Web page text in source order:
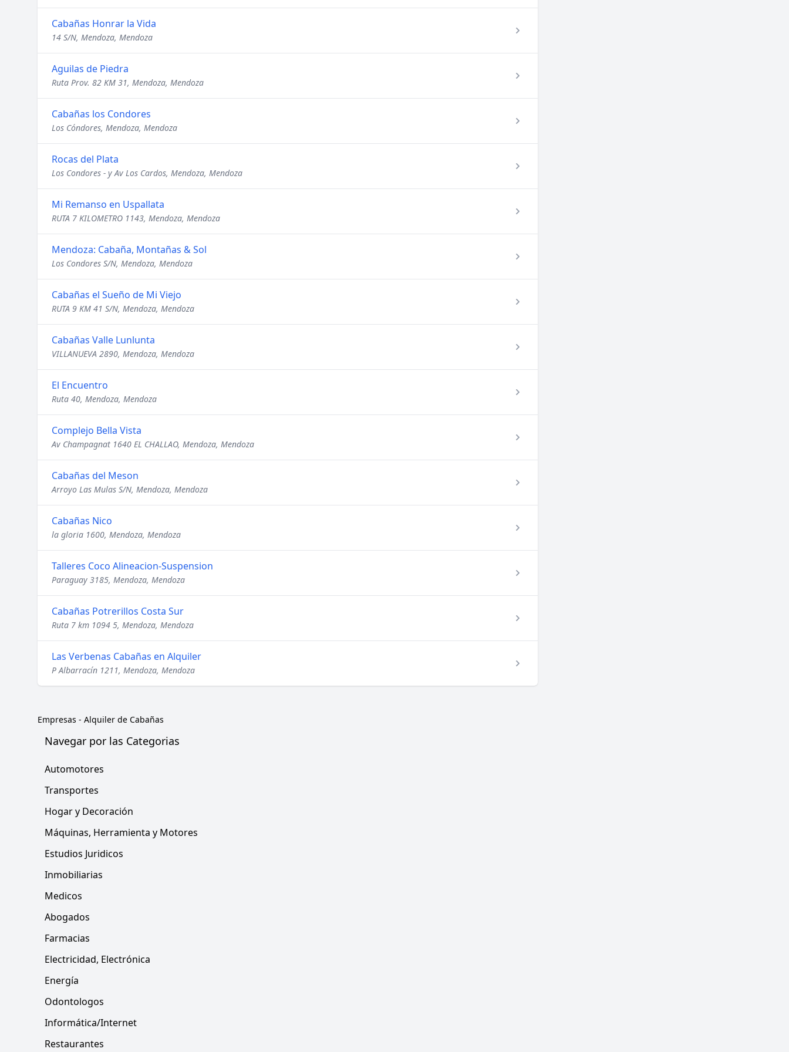
Cabañas Honrar la Vida
14 S/N, Mendoza, Mendoza
Aguilas de Piedra
Ruta Prov. 82 KM 31, Mendoza, Mendoza
Cabañas los Condores
Los Cóndores, Mendoza, Mendoza
Rocas del Plata
Los Condores - y Av Los Cardos, Mendoza, Mendoza
Mi Remanso en Uspallata
RUTA 7 KILOMETRO 1143, Mendoza, Mendoza
Mendoza: Cabaña, Montañas & Sol
Los Condores S/N, Mendoza, Mendoza
Cabañas el Sueño de Mi Viejo
RUTA 9 KM 41 S/N, Mendoza, Mendoza
Cabañas Valle Lunlunta
VILLANUEVA 2890, Mendoza, Mendoza
El Encuentro
Ruta 40, Mendoza, Mendoza
Complejo Bella Vista
Av Champagnat 1640 EL CHALLAO, Mendoza, Mendoza
Cabañas del Meson
Arroyo Las Mulas S/N, Mendoza, Mendoza
Cabañas Nico
la gloria 1600, Mendoza, Mendoza
Talleres Coco Alineacion-Suspension
Paraguay 3185, Mendoza, Mendoza
Cabañas Potrerillos Costa Sur
Ruta 7 km 1094 5, Mendoza, Mendoza
Las Verbenas Cabañas en Alquiler
P Albarracín 1211, Mendoza, Mendoza
Empresas - Alquiler de Cabañas
Navegar por las Categorias
Automotores
Transportes
Hogar y Decoración
Máquinas, Herramienta y Motores
Estudios Juridicos
Inmobiliarias
Medicos
Abogados
Farmacias
Electricidad, Electrónica
Energía
Odontologos
Informática/Internet
Restaurantes